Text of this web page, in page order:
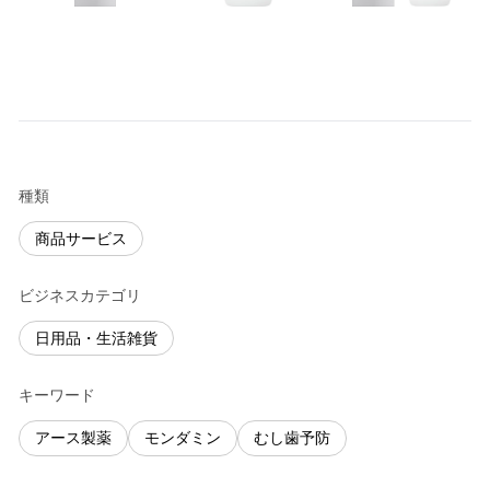
種類
商品サービス
ビジネスカテゴリ
日用品・生活雑貨
キーワード
アース製薬 モンダミン むし歯予防